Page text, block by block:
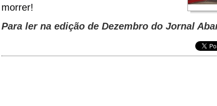
morrer!
Para ler na edição de Dezembro do Jornal